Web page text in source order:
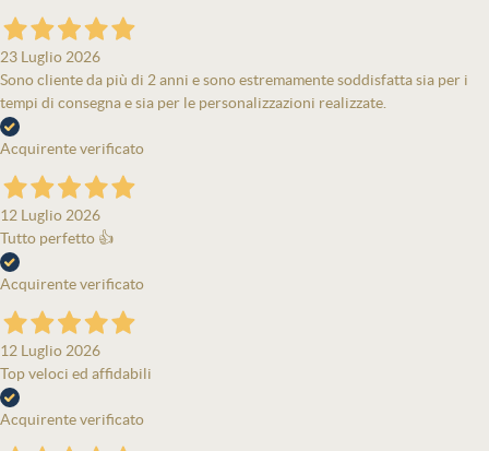
23 Luglio 2026
Sono cliente da più di 2 anni e sono estremamente soddisfatta sia per i
tempi di consegna e sia per le personalizzazioni realizzate.
Acquirente verificato
12 Luglio 2026
Tutto perfetto 👍
Acquirente verificato
12 Luglio 2026
Top veloci ed affidabili
Acquirente verificato